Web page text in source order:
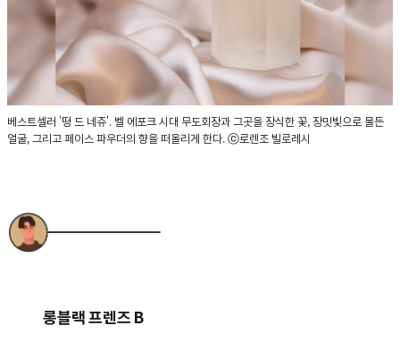
베스트셀러 '떵 드 네쥬'. 벨 에포크 시대 무도회장과 그곳을 장식한 꽃, 장밋빛으로 물든
얼굴, 그리고 페이스 파우더의 향을 떠올리게 한다. ⓒ로렌조 빌로레시
롱블랙 프렌즈 B